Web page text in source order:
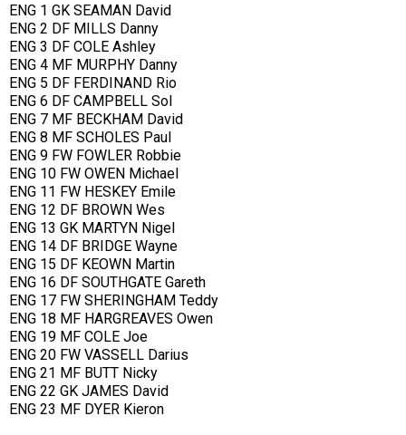
ENG 1 GK SEAMAN David
ENG 2 DF MILLS Danny
ENG 3 DF COLE Ashley
ENG 4 MF MURPHY Danny
ENG 5 DF FERDINAND Rio
ENG 6 DF CAMPBELL Sol
ENG 7 MF BECKHAM David
ENG 8 MF SCHOLES Paul
ENG 9 FW FOWLER Robbie
ENG 10 FW OWEN Michael
ENG 11 FW HESKEY Emile
ENG 12 DF BROWN Wes
ENG 13 GK MARTYN Nigel
ENG 14 DF BRIDGE Wayne
ENG 15 DF KEOWN Martin
ENG 16 DF SOUTHGATE Gareth
ENG 17 FW SHERINGHAM Teddy
ENG 18 MF HARGREAVES Owen
ENG 19 MF COLE Joe
ENG 20 FW VASSELL Darius
ENG 21 MF BUTT Nicky
ENG 22 GK JAMES David
ENG 23 MF DYER Kieron